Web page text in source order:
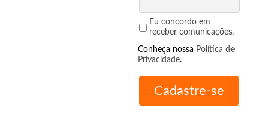
Eu concordo em
receber comunicações.
Conheça nossa Política de
Privacidade.